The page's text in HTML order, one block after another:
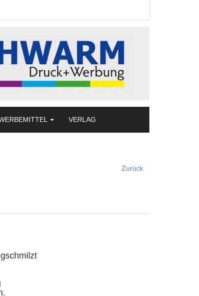
VERLAG
Zurück